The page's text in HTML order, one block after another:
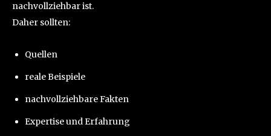
nachvollziehbar ist.
Daher sollten:
Quellen
reale Beispiele
nachvollziehbare Fakten
Expertise und Erfahrung